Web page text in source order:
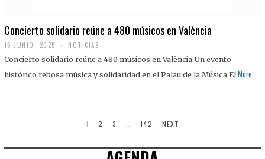
Concierto solidario reúne a 480 músicos en València
15 JUNIO, 2025 NOTICIAS
Concierto solidario reúne a 480 músicos en València Un evento
histórico rebosa música y solidaridad en el Palau de la Música El More
1 2 3 142 NEXT